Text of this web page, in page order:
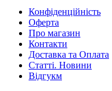
Конфіденційність
Оферта
Про магазин
Контакти
Доставка та Оплата
Статті. Новини
Відгукм